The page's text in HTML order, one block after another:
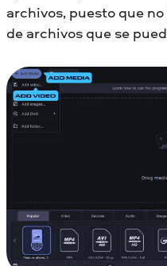
archivos, puesto que
de archivos que se